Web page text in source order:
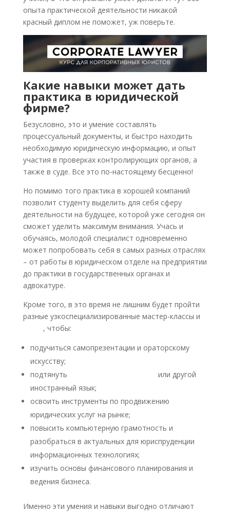
опыта практической деятельности никакой
красный диплом не поможет, уж поверьте.
Какие навыки может дать
практика в юридической
фирме?
Безусловно, это и умение составлять
процессуальный документы, и быстро находить
необходимую юридическую информацию, и опыт
участия в проверках контролирующих органов, а
также в суде. Все это по-настоящему бесценно!
Но помимо того практика в хорошей компаний
позволит студенту выделить для себя сферу
деятельности на будущее, которой уже сегодня он
сможет уделить максимум внимания. Учась и
обучаясь, молодой специалист одновременно
может попробовать себя в самых разных отраслях
– от работы в юридическом отделе на предприятии
до практики в государственных органах и
адвокатуре.
Кроме того, в это время не лишним будет пройти
разные узкоспециализированные мастер-классы и
, чтобы:
подучиться самопрезентации и ораторскому
искусству;
подтянуть
или другой
иностранный язык;
освоить инструменты по продвижению
юридических услуг на рынке;
повысить компьютерную грамотность и
разобраться в актуальных для юриспруденции
информационных технологиях;
изучить основы финансового планирования и
ведения бизнеса.
Именно эти умения и навыки выгодно отличают